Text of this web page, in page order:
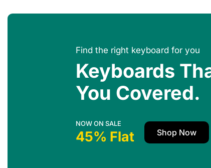
Find the right keyboard for you
Keyboards
You Covered.
NOW ON SALE
45% Flat Shop Now